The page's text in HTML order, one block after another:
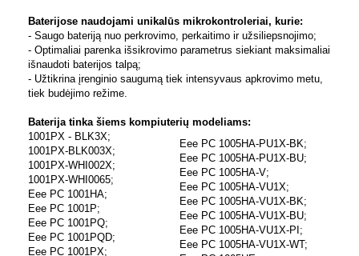
Baterijose naudojami unikalūs mikrokontroleriai, kurie:
- Saugo bateriją nuo perkrovimo, perkaitimo ir užsiliepsnojimo;
- Optimaliai parenka išsikrovimo parametrus siekiant maksimaliai
išnaudoti baterijos talpą;
- Užtikrina įrenginio saugumą tiek intensyvaus apkrovimo metu,
tiek budėjimo režime.
Baterija tinka šiems kompiuterių modeliams:
1001PX - BLK3X;
1001PX-BLK003X;
1001PX-WHI002X;
1001PX-WHI0065;
Eee PC 1001HA;
Eee PC 1001P;
Eee PC 1001PQ;
Eee PC 1001PQD;
Eee PC 1001PX;
Eee PC 1005HA-PU1X-BK;
Eee PC 1005HA-PU1X-BU;
Eee PC 1005HA-V;
Eee PC 1005HA-VU1X;
Eee PC 1005HA-VU1X-BK;
Eee PC 1005HA-VU1X-BU;
Eee PC 1005HA-VU1X-PI;
Eee PC 1005HA-VU1X-WT;